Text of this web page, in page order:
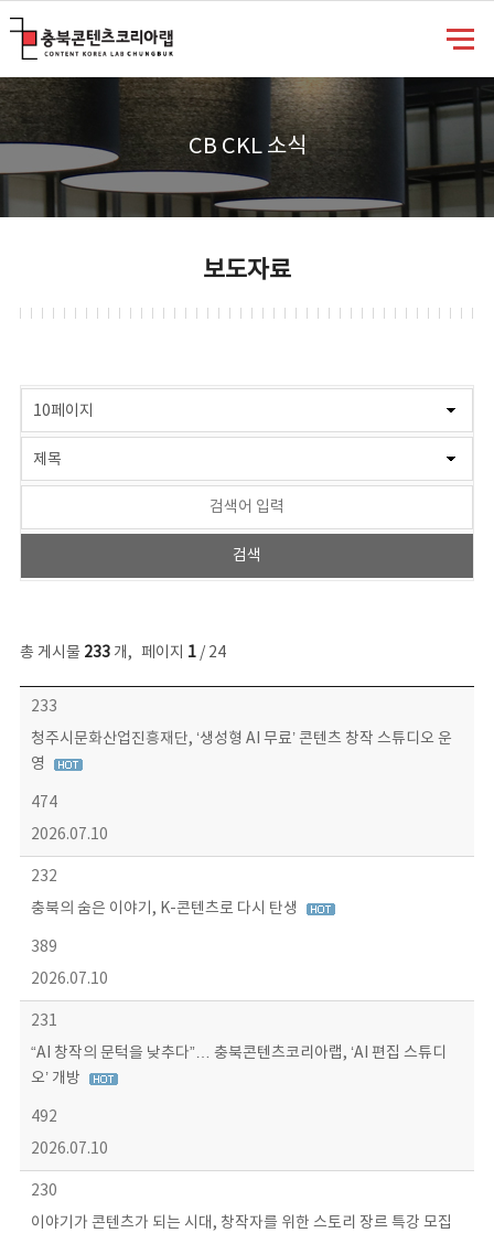
CB CKL 소식
보도자료
총 게시물 233개, 페이지 1/ 24
보도자료 목록 - 번호, 제목, 작성자, 파일, 조회수, 작성일 정보 제공
233
청주시문화산업진흥재단, ‘생성형 AI 무료’ 콘텐츠 창작 스튜디오 운
영
474
2026.07.10
232
충북의 숨은 이야기, K-콘텐츠로 다시 탄생
389
2026.07.10
231
“AI 창작의 문턱을 낮추다”… 충북콘텐츠코리아랩, ‘AI 편집 스튜디
오’ 개방
492
2026.07.10
230
이야기가 콘텐츠가 되는 시대, 창작자를 위한 스토리 장르 특강 모집